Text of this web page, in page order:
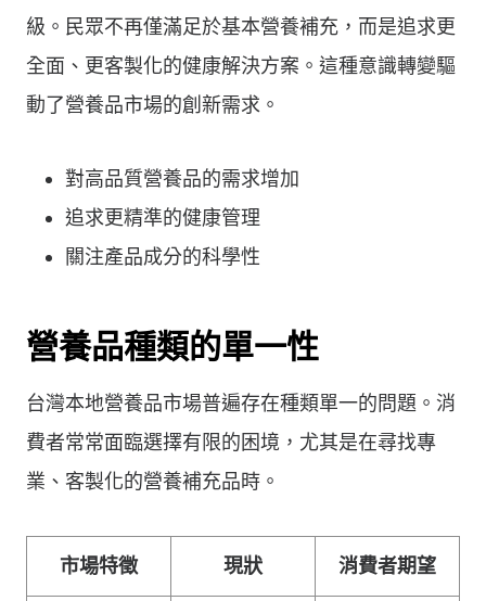
級。民眾不再僅滿足於基本營養補充，而是追求更
全面、更客製化的健康解決方案。這種意識轉變驅
動了營養品市場的創新需求。
對高品質營養品的需求增加
追求更精準的健康管理
關注產品成分的科學性
營養品種類的單一性
台灣本地營養品市場普遍存在種類單一的問題。消
費者常常面臨選擇有限的困境，尤其是在尋找專
業、客製化的營養補充品時。
市場特徵 現狀 消費者期望